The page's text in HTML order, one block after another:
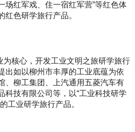
场红军戏、住一宿红军营”等红色体
红色研学旅行产品。
核心，开发工业文明之旅研学旅行
出如以柳州市丰厚的工业底蕴为依
、柳工集团、上汽通用五菱汽车有
科技有限公司等，以“工业科技研学
工业研学旅行产品。